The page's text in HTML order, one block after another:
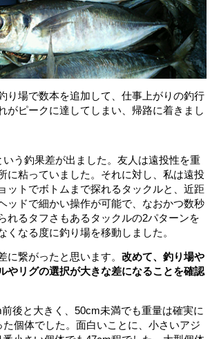
り場で数本を追加して、仕事上がりの釣行
がピークに達してしまい、帰路に着きまし
う釣果差が出ました。友人は遠投性を重
に粘っていました。それに対し、私は遠投
ットでボトムまで探れるタックルと、近距
ッドで細かい操作が可能で、なおかつ数秒
れるタフさもあるタックルの2パターンを
くなる度に釣り場を移動しました。
に繋がったと思います。 改めて、釣り場や
やリグの選択が大きな差になることを確認
後と大きく、50cm未満でも重量は確実に
個体でした。面白いことに、小さいアジ